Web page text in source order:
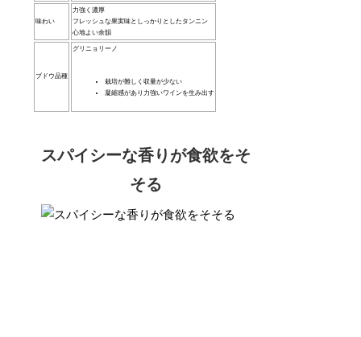
味わい
力強く濃厚
フレッシュな果実味としっかりとしたタンニン
心地よい余韻
ブドウ品種
グリニョリーノ
栽培が難しく収量が少ない
凝縮感があり力強いワインを生み出す
スパイシーな香りが食欲をそ
そる